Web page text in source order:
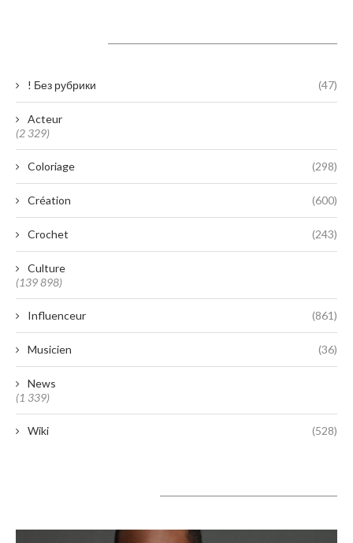
! Без рубрики (47)
Acteur
(2 329)
Coloriage (298)
Création (600)
Crochet (243)
Culture
(139 898)
Influenceur (861)
Musicien (36)
News
(1 339)
Wiki (528)